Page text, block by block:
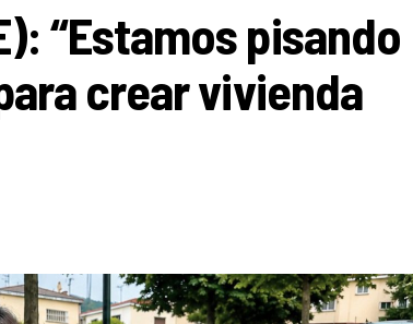
“Estamos pisando
crear vivienda